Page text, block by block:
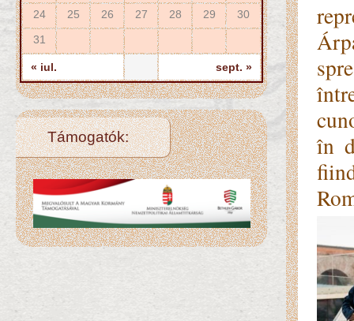
24
25 26 27 28 29
30
31
« iul. sept. »
Támogatók:
în